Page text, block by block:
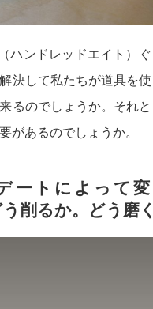
ハンドレッドエイト）
決して私たちが道具を
るのでしょうか。それ
があるのでしょうか。
ートによって
削るか。どう磨く